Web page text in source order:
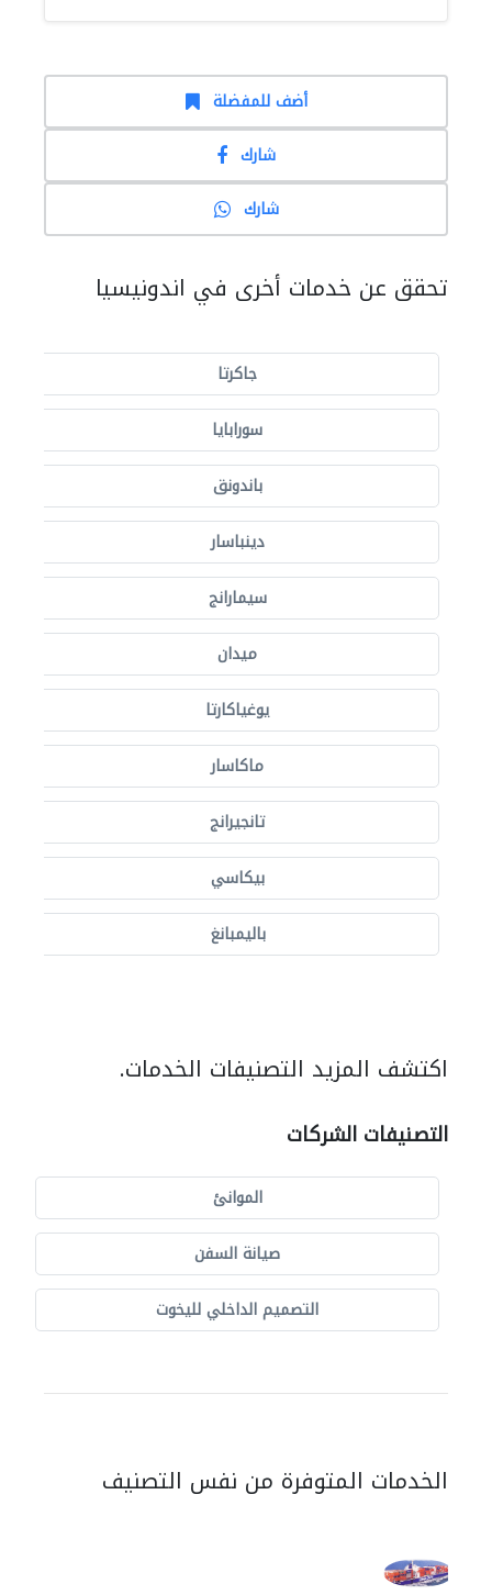
أضف للمفضلة
شارك
شارك
تحقق عن خدمات أخرى في اندونيسيا
جاكرتا
سورابايا
باندونق
دينباسار
سيمارانج
ميدان
يوغياكارتا
ماكاسار
تانجيرانج
بيكاسي
باليمبانغ
اكتشف المزيد التصنيفات الخدمات.
التصنيفات الشركات
الموانئ
صيانة السفن
التصميم الداخلي لليخوت
الخدمات المتوفرة من نفس التصنيف